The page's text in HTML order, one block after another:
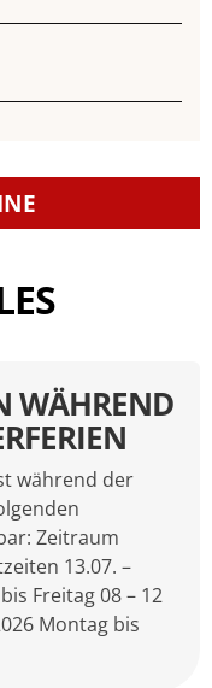
WÄHREND
während der
Zeitraum
13.07. –
Freitag 08 – 12
Montag bis